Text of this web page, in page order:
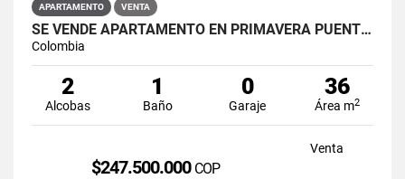
APARTAMENTO VENTA
SE VENDE APARTAMENTO EN PRIMAVERA PUENTE ARANDA
Colombia
2
Alcobas
1
Baño
0
Garaje
36
Área m2
Venta
$247.500.000 COP